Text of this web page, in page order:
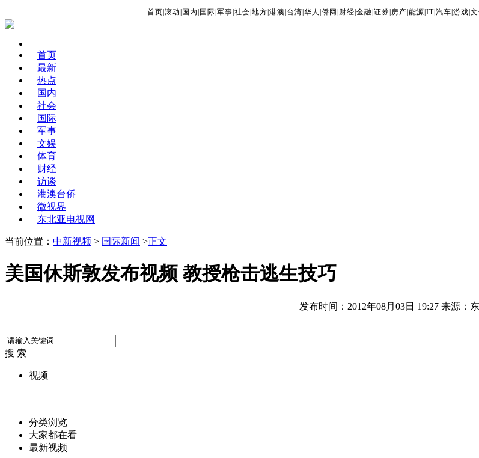
首页 滚动 国内 国际 军事 社会 地方 港澳 台湾 华人 侨网 财经 金融 证券 房产 能源 IT| 汽车 游戏
首页
最新
热点
国内
社会
国际
军事
文娱
体育
财经
访谈
港澳台侨
微视界
东北亚电视网
当前位置： 中新视频 > 国际新闻 >正文
美国休斯敦发布视频 教授枪击逃生技巧
发布时间：2012年08月03日 19:27 来源：
搜 索
视频
分类浏览
大家都在看
最新视频